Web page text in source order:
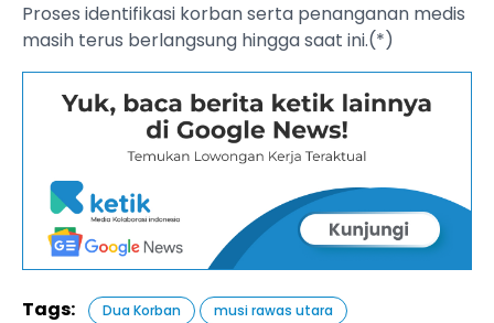
Proses identifikasi korban serta penanganan medis
masih terus berlangsung hingga saat ini.(*)
Tags: Dua Korban
musi rawas utara